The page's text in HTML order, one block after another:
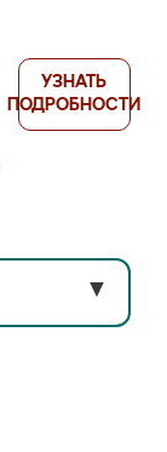
УЗНАТЬ
ПОДРОБНОСТИ
▼